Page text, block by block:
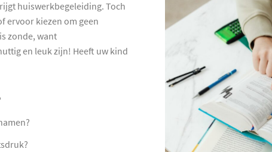
huiswerkbegeleiding. Toch
ervoor kiezen om geen
zonde, want
en leuk zijn! Heeft uw kind